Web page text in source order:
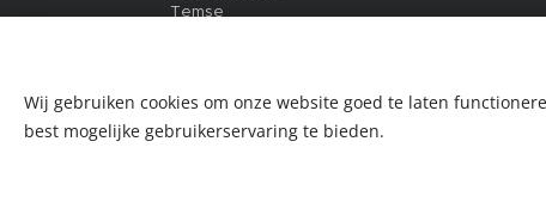
Temse
Wij gebruiken cookies om onze website goed te laten
best mogelijke gebruikerservaring te bieden.